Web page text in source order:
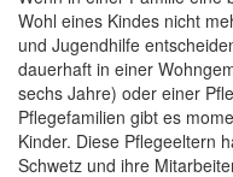
Wohl eines Kindes nicht
und Jugendhilfe
dauerhaft in einer
sechs Jahre) oder einer
Pflegefamilien gibt es
Kinder. Diese Pflegeeltern
Schwetz und ihre